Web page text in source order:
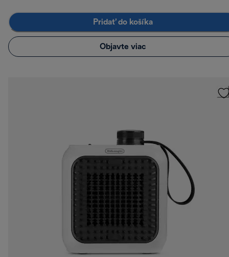
Pridať do košíka
Objavte viac